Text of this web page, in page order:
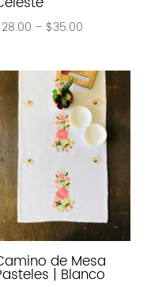
28.00 – $35.00
de Mesa
| Blanco